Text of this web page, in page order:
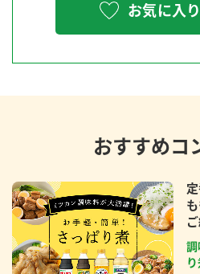
お気に入
おすすめコ
調
り